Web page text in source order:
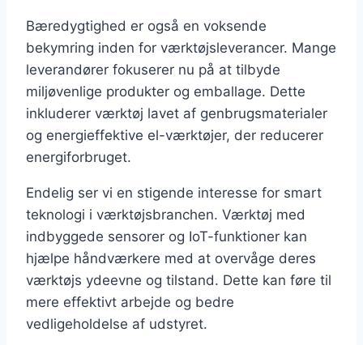
Bæredygtighed er også en voksende
bekymring inden for værktøjsleverancer. Mange
leverandører fokuserer nu på at tilbyde
miljøvenlige produkter og emballage. Dette
inkluderer værktøj lavet af genbrugsmaterialer
og energieffektive el-værktøjer, der reducerer
energiforbruget.
Endelig ser vi en stigende interesse for smart
teknologi i værktøjsbranchen. Værktøj med
indbyggede sensorer og IoT-funktioner kan
hjælpe håndværkere med at overvåge deres
værktøjs ydeevne og tilstand. Dette kan føre til
mere effektivt arbejde og bedre
vedligeholdelse af udstyret.